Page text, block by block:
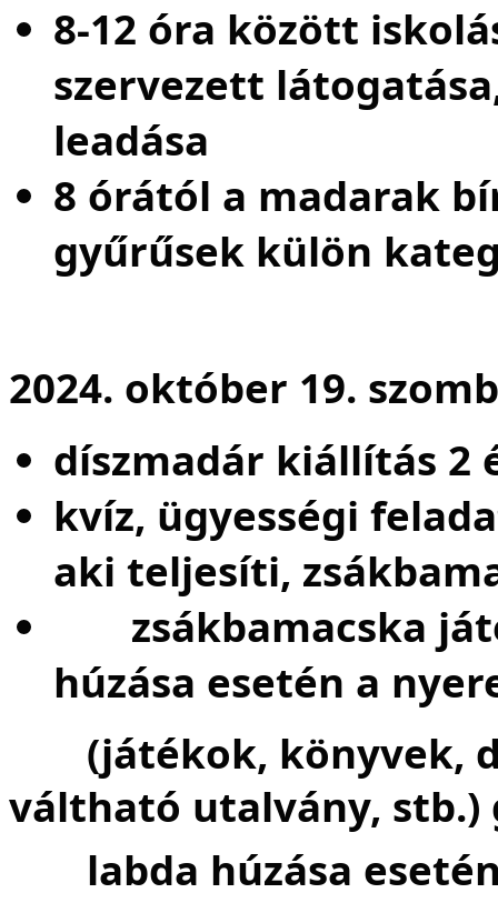
8-12 óra között
szervezett
leadása
8 órától a madarak
gyűrűsek külön
2024. október 19.
díszmadár kiállítás 2
kvíz, ügyességi
aki teljesíti,
zsákbamacska
húzása esetén a
(játékok, könyvek,
váltható utalvány,
labda húzása